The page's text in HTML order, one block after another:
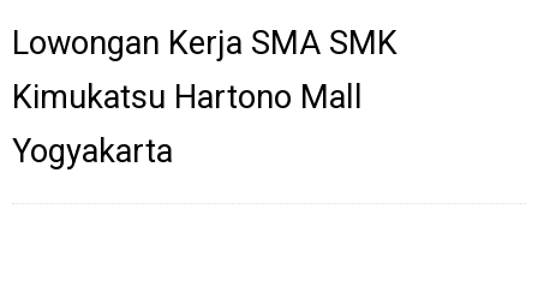
Lowongan Kerja SMA SMK
Kimukatsu Hartono Mall
Yogyakarta